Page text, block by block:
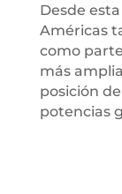
Desde
Américas
como
más
posición
potencias